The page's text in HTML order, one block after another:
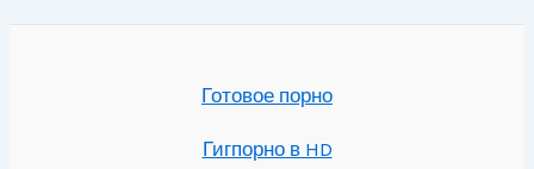
Готовое порно
Гигпорно в HD